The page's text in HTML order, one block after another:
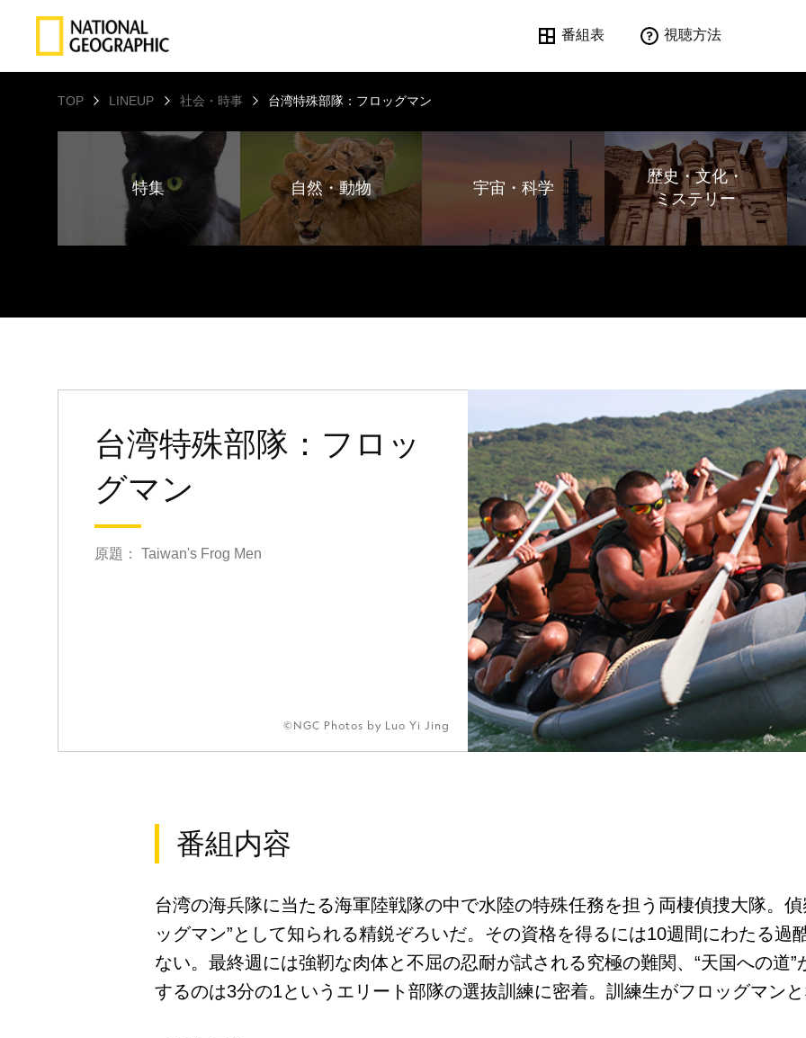
番組表 視聴方法
TOP LINEUP 社会・時事 台湾特殊部隊：フロッグマン
特集 自然・動物 宇宙・科学
歴史・文化・
ミステリー
台湾特殊部隊：フロッ
グマン
原題： Taiwan's Frog Men
©NGC Photos by Luo Yi Jing
番組内容
台湾の海兵隊に当たる海軍陸戦隊の中で水陸の特殊任務を担う両棲偵捜大隊。
ッグマン”として知られる精鋭ぞろいだ。その資格を得るには10週間にわたる過
ない。最終週には強靭な肉体と不屈の忍耐が試される究極の難関、“天国への道
するのは3分の1というエリート部隊の選抜訓練に密着。訓練生がフロッグマンと